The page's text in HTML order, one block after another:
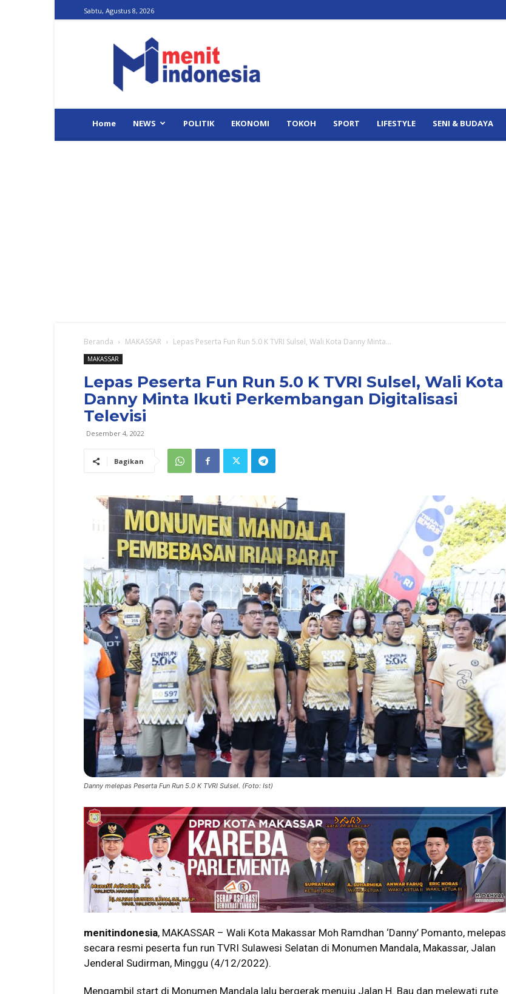
Sabtu, Agustus 8, 2026
Indonesia
Home NEWS POLITIK EKONOMI TOKOH SPORT LIFESTYLE SENI & BUDAYA
Beranda MAKASSAR Lepas Peserta Fun Run 5.0 K TVRI Sulsel, Wali Kota Danny Minta...
MAKASSAR
Lepas Peserta Fun Run 5.0 K TVRI Sulsel, Wali Kota
Danny Minta Ikuti Perkembangan Digitalisasi
Televisi
Desember 4, 2022
Bagikan
Danny melepas Peserta Fun Run 5.0 K TVRI Sulsel. (Foto: Ist)
menitindonesia, MAKASSAR – Wali Kota Makassar Moh Ramdhan ‘Danny’ Pomanto, melepas
secara resmi peserta fun run TVRI Sulawesi Selatan di Monumen Mandala, Makassar, Jalan
Jenderal Sudirman, Minggu (4/12/2022).
Mengambil start di Monumen Mandala lalu bergerak menuju Jalan H. Bau dan melewati rute